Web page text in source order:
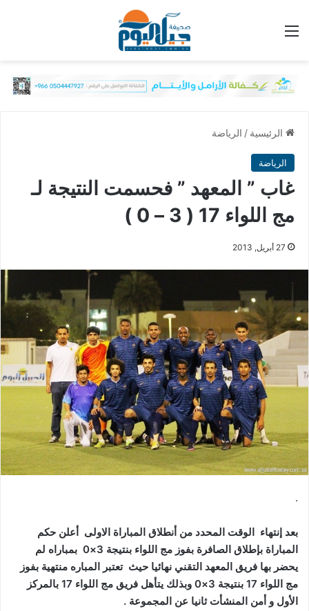
الرئيسية / الرياضة
الرياضة
غاب ” المعهد ” فحسمت النتيجة لـ
مج اللواء 17 ( 3 – 0 )
27 أبريل, 2013
.
بعد إنتهاء الوقت المحدد من أنطلاق المباراة الاولى أعلن حكم
المباراة بإطلاق الصافرة بفوز مج اللواء بنتيجة 3×0
بمباراه لم
يحضر بها فريق المعهد التقني نهائيا حيث تعتبر المباره منتهية بفوز
مج اللواء 17 بنتيجة 3×0 وبذلك يتأهل فريق مج اللواء 17 بالمركز
الأول و أمن المنشأت ثانيا عن المجموعة .